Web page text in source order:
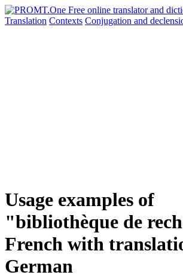
Translation Contexts Conjugation and
Usage examples of
"bibliothèque de
French with
German